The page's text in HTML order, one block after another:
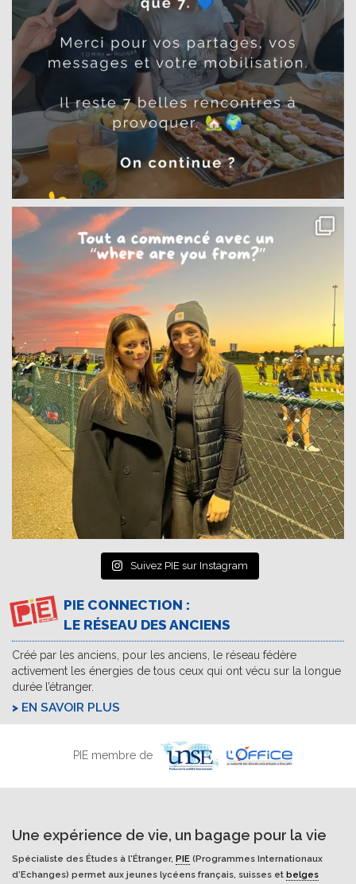
Suivez PIE sur Instagram
PIE CONNECTION :
LE RÉSEAU DES ANCIENS
Créé par les anciens, pour les anciens, le réseau fédère
activement les énergies de tous ceux qui ont vécu sur la longue
durée l’étranger.
EN SAVOIR PLUS
PIE membre de
Une expérience de vie, un bagage pour la vie
Spécialiste des Études à l'Étranger, PIE (Programmes Internationaux
d’Echanges) permet aux jeunes lycéens français, suisses et belges